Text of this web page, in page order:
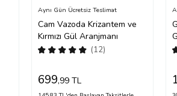
Cam Vazoda Krizantem ve
Kırmızı Gül Aranjmanı
(12)
Aynı Gün Ücretsiz Teslimat
699,99 TL